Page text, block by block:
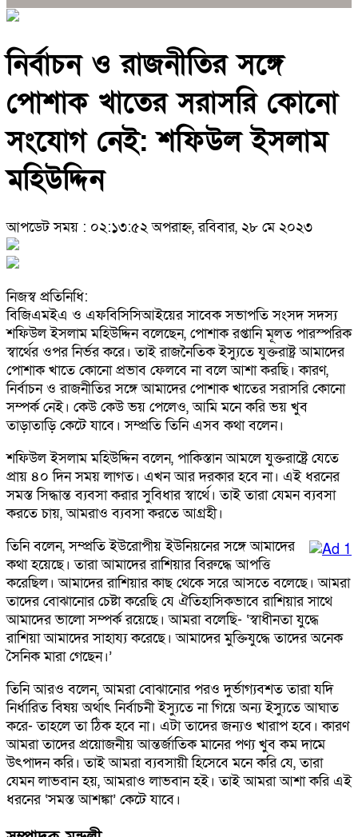
নির্বাচন ও রাজনীতির সঙ্গে
পোশাক খাতের সরাসরি কোনো
সংযোগ নেই: শফিউল ইসলাম
মহিউদ্দিন
আপডেট সময় : ০২:১৩:৫২ অপরাহ্ন, রবিবার, ২৮ মে ২০২৩
নিজস্ব প্রতিনিধি:
বিজিএমইএ ও এফবিসিসিআইয়ের সাবেক সভাপতি সংসদ সদস্য
শফিউল ইসলাম মহিউদ্দিন বলেছেন, পোশাক রপ্তানি মূলত পারস্পরিক
স্বার্থের ওপর নির্ভর করে। তাই রাজনৈতিক ইস্যুতে যুক্তরাষ্ট্র আমাদের
পোশাক খাতে কোনো প্রভাব ফেলবে না বলে আশা করছি। কারণ,
নির্বাচন ও রাজনীতির সঙ্গে আমাদের পোশাক খাতের সরাসরি কোনো
সম্পর্ক নেই। কেউ কেউ ভয় পেলেও, আমি মনে করি ভয় খুব
তাড়াতাড়ি কেটে যাবে। সম্প্রতি তিনি এসব কথা বলেন।
শফিউল ইসলাম মহিউদ্দিন বলেন, পাকিস্তান আমলে যুক্তরাষ্ট্রে যেতে
প্রায় ৪০ দিন সময় লাগত। এখন আর দরকার হবে না। এই ধরনের
সমস্ত সিদ্ধান্ত ব্যবসা করার সুবিধার স্বার্থে। তাই তারা যেমন ব্যবসা
করতে চায়, আমরাও ব্যবসা করতে আগ্রহী।
তিনি বলেন, সম্প্রতি ইউরোপীয় ইউনিয়নের সঙ্গে আমাদের
কথা হয়েছে। তারা আমাদের রাশিয়ার বিরুদ্ধে আপত্তি
করেছিল। আমাদের রাশিয়ার কাছ থেকে সরে আসতে বলেছে। আমরা
তাদের বোঝানোর চেষ্টা করেছি যে ঐতিহাসিকভাবে রাশিয়ার সাথে
আমাদের ভালো সম্পর্ক রয়েছে। আমরা বলেছি- ‘স্বাধীনতা যুদ্ধে
রাশিয়া আমাদের সাহায্য করেছে। আমাদের মুক্তিযুদ্ধে তাদের অনেক
সৈনিক মারা গেছেন।’
তিনি আরও বলেন, আমরা বোঝানোর পরও দুর্ভাগ্যবশত তারা যদি
নির্ধারিত বিষয় অর্থাৎ নির্বাচনী ইস্যুতে না গিয়ে অন্য ইস্যুতে আঘাত
করে- তাহলে তা ঠিক হবে না। এটা তাদের জন্যও খারাপ হবে। কারণ
আমরা তাদের প্রয়োজনীয় আন্তর্জাতিক মানের পণ্য খুব কম দামে
উৎপাদন করি। তাই আমরা ব্যবসায়ী হিসেবে মনে করি যে, তারা
যেমন লাভবান হয়, আমরাও লাভবান হই। তাই আমরা আশা করি এই
ধরনের ‘সমস্ত আশঙ্কা’ কেটে যাবে।